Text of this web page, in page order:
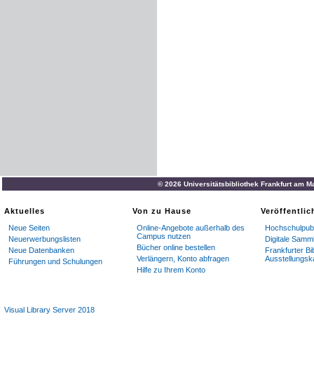
© 2026 Universitätsbibliothek Frankfurt am
Aktuelles
Neue Seiten
Neuerwerbungslisten
Neue Datenbanken
Führungen und Schulungen
Von zu Hause
Online-Angebote außerhalb des
Campus nutzen
Bücher online bestellen
Verlängern, Konto abfragen
Hilfe zu Ihrem Konto
Digitale
Frankfurter
Visual Library Server 2018